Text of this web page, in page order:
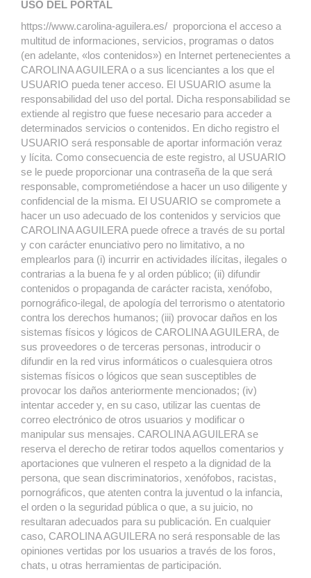
USO DEL PORTAL
https://www.carolina-aguilera.es/ proporciona el acceso a
multitud de informaciones, servicios, programas o datos
(en adelante, «los contenidos») en Internet pertenecientes a
CAROLINA AGUILERA o a sus licenciantes a los que el
USUARIO pueda tener acceso. El USUARIO asume la
responsabilidad del uso del portal. Dicha responsabilidad se
extiende al registro que fuese necesario para acceder a
determinados servicios o contenidos. En dicho registro el
USUARIO será responsable de aportar información veraz
y lícita. Como consecuencia de este registro, al USUARIO
se le puede proporcionar una contraseña de la que será
responsable, comprometiéndose a hacer un uso diligente y
confidencial de la misma. El USUARIO se compromete a
hacer un uso adecuado de los contenidos y servicios que
CAROLINA AGUILERA puede ofrece a través de su portal
y con carácter enunciativo pero no limitativo, a no
emplearlos para (i) incurrir en actividades ilícitas, ilegales o
contrarias a la buena fe y al orden público; (ii) difundir
contenidos o propaganda de carácter racista, xenófobo,
pornográfico-ilegal, de apología del terrorismo o atentatorio
contra los derechos humanos; (iii) provocar daños en los
sistemas físicos y lógicos de CAROLINA AGUILERA, de
sus proveedores o de terceras personas, introducir o
difundir en la red virus informáticos o cualesquiera otros
sistemas físicos o lógicos que sean susceptibles de
provocar los daños anteriormente mencionados; (iv)
intentar acceder y, en su caso, utilizar las cuentas de
correo electrónico de otros usuarios y modificar o
manipular sus mensajes. CAROLINA AGUILERA se
reserva el derecho de retirar todos aquellos comentarios y
aportaciones que vulneren el respeto a la dignidad de la
persona, que sean discriminatorios, xenófobos, racistas,
pornográficos, que atenten contra la juventud o la infancia,
el orden o la seguridad pública o que, a su juicio, no
resultaran adecuados para su publicación. En cualquier
caso, CAROLINA AGUILERA no será responsable de las
opiniones vertidas por los usuarios a través de los foros,
chats, u otras herramientas de participación.